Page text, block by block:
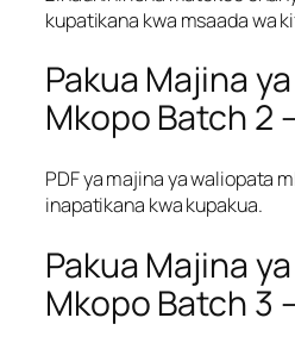
kupatikana kwa msaada wa
Pakua Majina
Mkopo Batch 2
PDF ya majina ya waliopata
inapatikana kwa kupakua.
Pakua Majina
Mkopo Batch 3